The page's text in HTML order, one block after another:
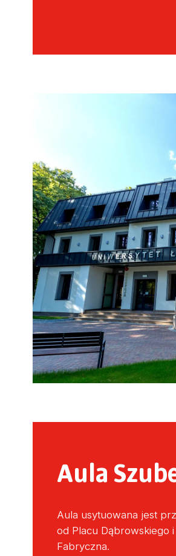
Aula
Aula usytuowana jest
od Placu Dąbrowskiego
Fabryczna.